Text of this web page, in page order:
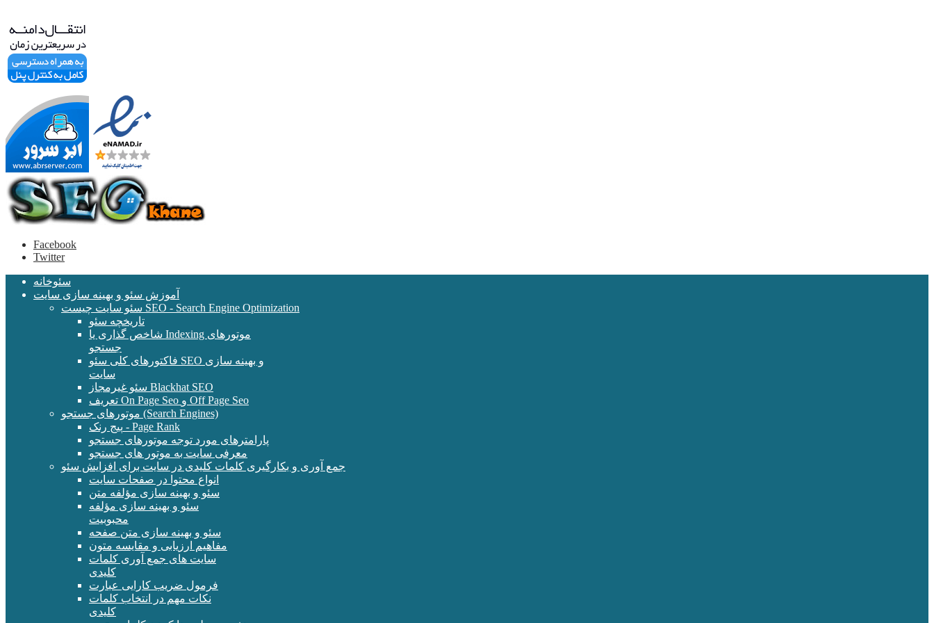
Facebook
Twitter
سئوخانه
آموزش سئو و بهینه سازی سایت
سئو سایت چیست SEO - Search Engine Optimization
تاریخچه سئو
شاخص گذاری یا Indexing موتورهای
جستجو
فاکتورهای کلی سئو SEO و بهینه سازی
سایت
سئو غیرمجاز Blackhat SEO
تعریف On Page Seo و Off Page Seo
موتورهای جستجو (Search Engines)
پیج رنک - Page Rank
پارامترهای مورد توجه موتورهای جستجو
معرفی سایت به موتور های جستجو
جمع آوری و بکارگیری کلمات کلیدی در سایت برای افزایش سئو
انواع محتوا در صفحات سایت
سئو و بهینه سازی مؤلفه متن
سئو و بهینه سازی مؤلفه
محبوبیت
سئو و بهینه سازی متن صفحه
مفاهیم ارزیابی و مقایسه متون
سایت های جمع آوری کلمات
کلیدی
فرمول ضریب کارایی عبارت
نکات مهم در انتخاب کلمات
کلیدی